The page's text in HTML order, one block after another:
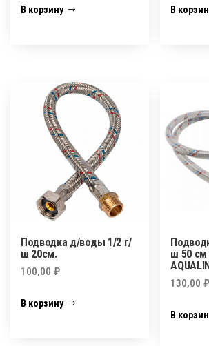
В корзину В
Подводка д/воды 1/2 г/
ш 20см.
100,00 ₽
В корзину
ш 50 см
130,00₽
В